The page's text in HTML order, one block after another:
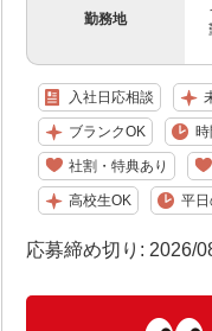
勤務地
入社日応相談
ブランクOK 時
社割・特典あり
高校生OK 平
応募締め切り: 2026/